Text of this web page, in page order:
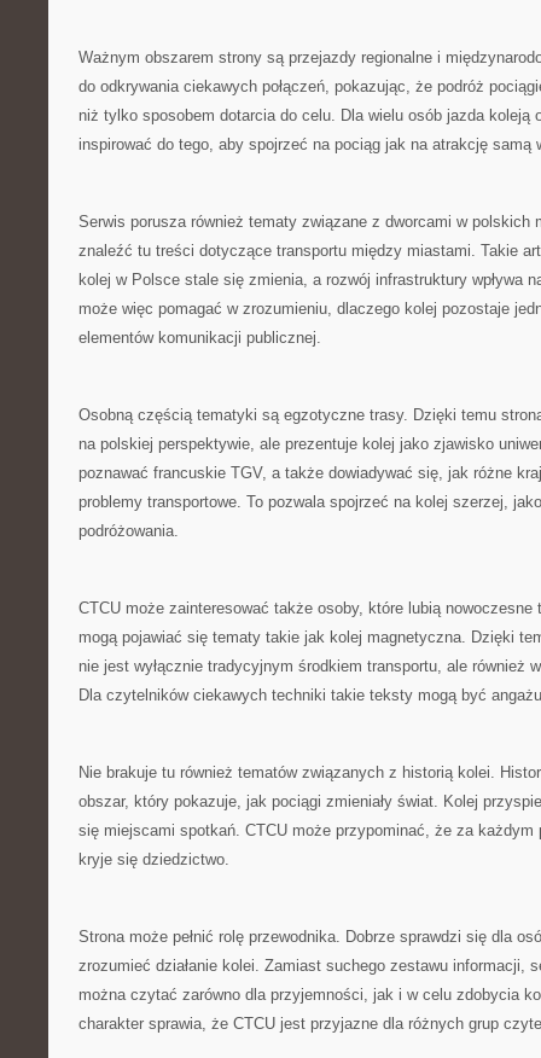
Ważnym obszarem strony są przejazdy regionalne i
do odkrywania ciekawych połączeń, pokazując, że podróż
niż tylko sposobem dotarcia do celu. Dla wielu osób jazda koleją
inspirować do tego, aby spojrzeć na pociąg jak na atrakcję samą
Serwis porusza również tematy związane z dworcami w polskich
znaleźć tu treści dotyczące transportu między miastami. Takie
kolej w Polsce stale się zmienia, a rozwój infrastruktury wpływa
może więc pomagać w zrozumieniu, dlaczego kolej pozostaje
elementów komunikacji publicznej.
Osobną częścią tematyki są egzotyczne trasy. Dzięki temu
na polskiej perspektywie, ale prezentuje kolej jako zjawisko
poznawać francuskie TGV, a także dowiadywać się, jak różne
problemy transportowe. To pozwala spojrzeć na kolej szerzej,
podróżowania.
CTCU może zainteresować także osoby, które lubią nowoczesne
mogą pojawiać się tematy takie jak kolej magnetyczna. Dzięki
nie jest wyłącznie tradycyjnym środkiem transportu, ale również
Dla czytelników ciekawych techniki takie teksty mogą być
Nie brakuje tu również tematów związanych z historią kolei.
obszar, który pokazuje, jak pociągi zmieniały świat. Kolej
się miejscami spotkań. CTCU może przypominać, że za
kryje się dziedzictwo.
Strona może pełnić rolę przewodnika. Dobrze sprawdzi się dla
zrozumieć działanie kolei. Zamiast suchego zestawu informacji,
można czytać zarówno dla przyjemności, jak i w celu zdobycia
charakter sprawia, że CTCU jest przyjazne dla różnych grup